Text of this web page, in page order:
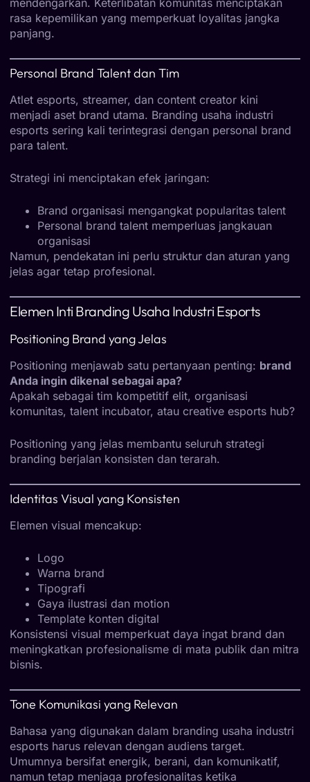
rasa kepemilikan yang memperkuat loyalitas jangka
panjang.
Personal Brand Talent dan Tim
Atlet esports, streamer, dan content creator kini
menjadi aset brand utama. Branding usaha industri
esports sering kali terintegrasi dengan personal brand
para talent.
Strategi ini menciptakan efek jaringan:
Brand organisasi mengangkat popularitas talent
Personal brand talent memperluas jangkauan
organisasi
Namun, pendekatan ini perlu struktur dan aturan yang
jelas agar tetap profesional.
Elemen Inti Branding Usaha Industri Esports
Positioning Brand yang Jelas
Positioning menjawab satu pertanyaan penting: brand
Anda ingin dikenal sebagai apa?
Apakah sebagai tim kompetitif elit, organisasi
komunitas, talent incubator, atau creative esports hub?
Positioning yang jelas membantu seluruh strategi
branding berjalan konsisten dan terarah.
Identitas Visual yang Konsisten
Elemen visual mencakup:
Logo
Warna brand
Tipografi
Gaya ilustrasi dan motion
Template konten digital
Konsistensi visual memperkuat daya ingat brand dan
meningkatkan profesionalisme di mata publik dan mitra
bisnis.
Tone Komunikasi yang Relevan
Bahasa yang digunakan dalam branding usaha industri
esports harus relevan dengan audiens target.
Umumnya bersifat energik, berani, dan komunikatif,
namun tetap menjaga profesionalitas ketika